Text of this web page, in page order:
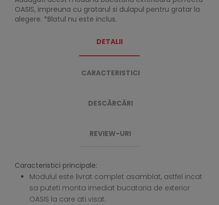
OASIS, impreuna cu gratarul si dulapul pentru gratar la
alegere. *Blatul nu este inclus.
DETALII
CARACTERISTICI
DESCĂRCĂRI
REVIEW-URI
Caracteristici principale:
Modulul este livrat complet asamblat, astfel incat
sa puteti monta imediat bucataria de exterior
OASIS la care ati visat.